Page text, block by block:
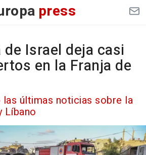
press
Israel deja casi
en la Franja de
últimas noticias sobre la
Líbano